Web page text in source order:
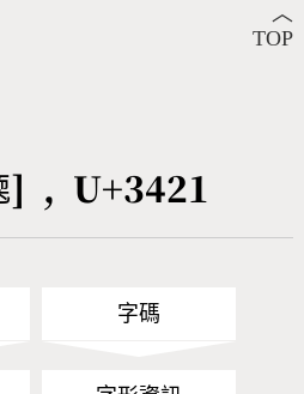
Unicode查詢
轉碼Web Service
具
︿
TOP
] , U+3421
字碼